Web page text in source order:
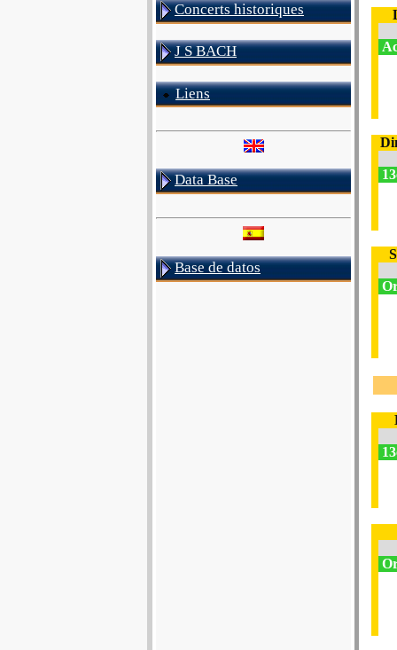
Concerts historiques
J S BACH
Liens
Data Base
Base de datos